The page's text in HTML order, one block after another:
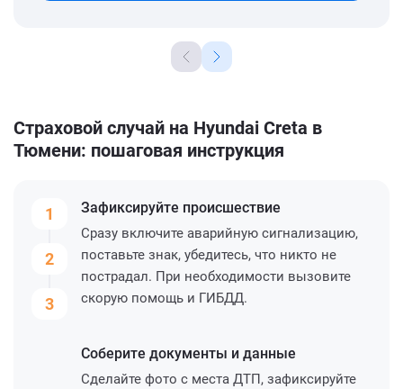
Страховой случай на Hyundai Creta в
Тюмени: пошаговая инструкция
1
2
3
Зафиксируйте происшествие
Сразу включите аварийную сигнализацию,
поставьте знак, убедитесь, что никто не
пострадал. При необходимости вызовите
скорую помощь и ГИБДД.
Соберите документы и данные
Сделайте фото с места ДТП, зафиксируйте